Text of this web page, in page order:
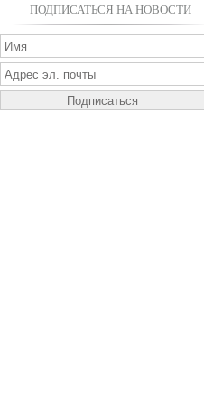
ПОДПИСАТЬСЯ НА НОВОСТИ